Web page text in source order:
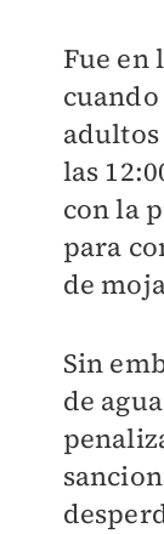
Fue en
las
con la
para
de
Sin
de